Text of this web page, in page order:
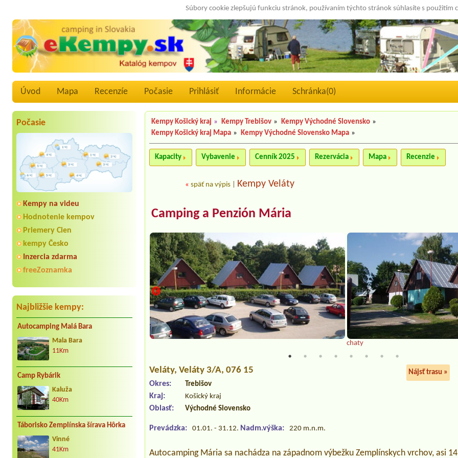
Súbory cookie zlepšujú funkciu stránok, používaním týchto stránok súhlasíte s použitím
Úvod Mapa Recenzíe Počasie Prihlásiť Informácie Schránka(0)
Počasie
Kempy na videu
Hodnotenie kempov
Priemery Cien
kempy Česko
Inzercia zdarma
freeZoznamka
Najbližšie kempy:
Autocamping Malá Bara
Mala Bara
11Km
Camp Rybárik
Kaluža
40Km
Táborisko Zemplínska šírava Hôrka
Vinné
41Km
Kempy Košický kraj » Kempy Trebišov » Kempy Východné Slovensko »
Kempy Košický kraj Mapa » Kempy Východné Slovensko Mapa »
Kapacity Vybavenie Cenník 2025 Rezervácia Mapa Recenzie
«späť na výpis Kempy Veláty
Camping a Penzión Mária
chaty
Veláty, Veláty 3/A, 076 15 Nájsť trasu »
Okres: Trebišov
Kraj: Košický kraj
Oblasť: Východné Slovensko
Prevádzka: 01.01. - 31.12. Nadm.výška: 220 m.n.m.
Autocamping Mária sa nachádza na západnom výbežku Zemplínskych vrchov, asi